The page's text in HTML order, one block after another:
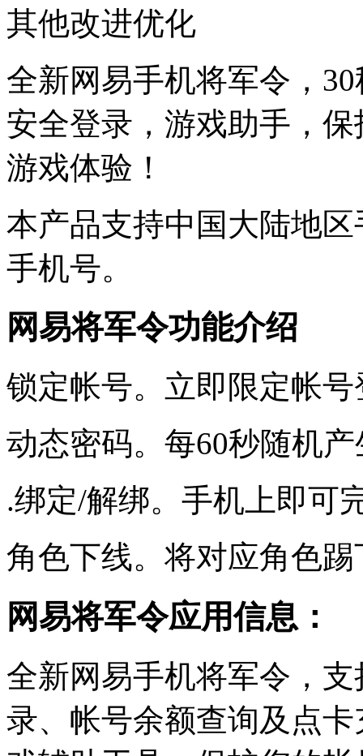
其他改进优化
全新网易手机将军令，
安全登录，游戏助手，
游戏体验！
本产品支持中国大陆地
手机号。
网易将军令功能介绍
锁定帐号。立即限定帐号
动态密码。每60秒随机
.绑定/解绑。手机上即可
角色下线。将对应角色踢
网易将军令应用信息：
全新网易手机将军令，
录、帐号余额查询及点